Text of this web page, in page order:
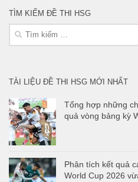
TÌM KIẾM ĐỀ THI HSG
Tìm
TÀI LIỆU ĐỀ THI HSG MỚI NHẤT
Tổng hợp những
quả vòng bảng kỳ
Phân tích kết quả
World Cup 2026